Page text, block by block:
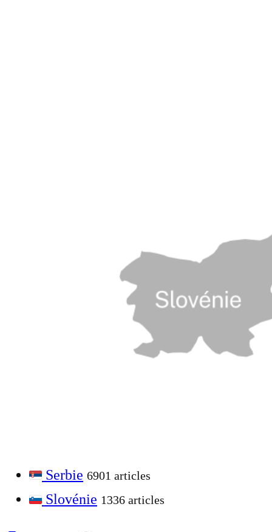
Serbie 6901 articles
Slovénie 1336 articles